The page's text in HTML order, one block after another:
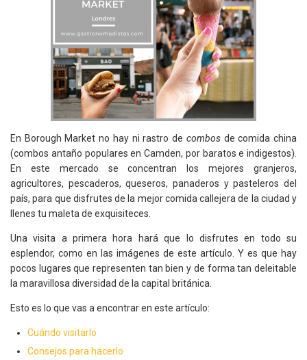
En Borough Market no hay ni rastro de combosde comida china
(combos antaño populares en Camden, por baratos e indigestos).
En este mercado se concentran los mejores granjeros,
agricultores, pescaderos, queseros, panaderos y pasteleros del
país, para que disfrutes de la mejor comida callejera de la ciudad y
llenes tu maleta de exquisiteces.
Una visita a primera hora hará que lo disfrutes en todo su
esplendor, como en las imágenes de este artículo. Y es que hay
pocos lugares que representen tan bien y de forma tan deleitable
la maravillosa diversidad de la capital británica.
Esto es lo que vas a encontrar en este artículo:
Cuándo visitarlo
Consejos para hacerlo